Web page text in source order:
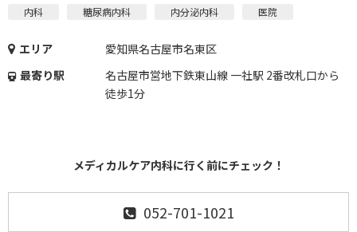
内科 糖尿病内科 内分泌内科 医院
エリア
愛知県名古屋市名東区
最寄り駅
名古屋市営地下鉄東山線 一社駅 2番改札口から
徒歩1分
メディカルケア内科に行く前にチェック！
052-701-1021